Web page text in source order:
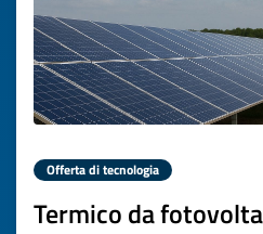
Offerta di tecnologia
Termico da